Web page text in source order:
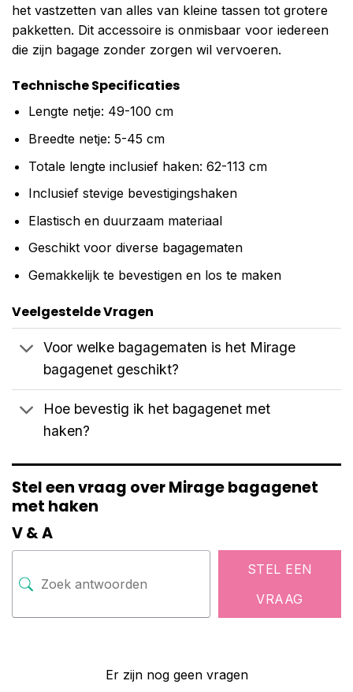
het vastzetten van alles van kleine tassen tot grotere
pakketten. Dit accessoire is onmisbaar voor iedereen
die zijn bagage zonder zorgen wil vervoeren.
Technische Specificaties
Lengte netje: 49-100 cm
Breedte netje: 5-45 cm
Totale lengte inclusief haken: 62-113 cm
Inclusief stevige bevestigingshaken
Elastisch en duurzaam materiaal
Geschikt voor diverse bagagematen
Gemakkelijk te bevestigen en los te maken
Veelgestelde Vragen
Voor welke bagagematen is het Mirage
bagagenet geschikt?
Hoe bevestig ik het bagagenet met
haken?
Stel een vraag over Mirage bagagenet
met haken
V & A
STEL EEN
VRAAG
Er zijn nog geen vragen